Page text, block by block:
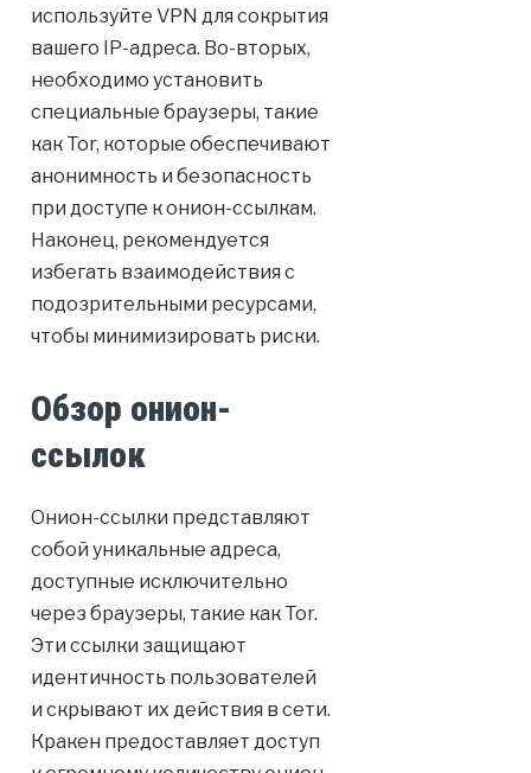
используйте VPN для сокрытия
вашего IP-адреса. Во-вторых,
необходимо установить
специальные браузеры, такие
как Tor, которые обеспечивают
анонимность и безопасность
при доступе к онион-ссылкам.
Наконец, рекомендуется
избегать взаимодействия с
подозрительными ресурсами,
чтобы минимизировать риски.
Обзор онион-
ссылок
Онион-ссылки представляют
собой уникальные адреса,
доступные исключительно
через браузеры, такие как Tor.
Эти ссылки защищают
идентичность пользователей
и скрывают их действия в сети.
Кракен предоставляет доступ